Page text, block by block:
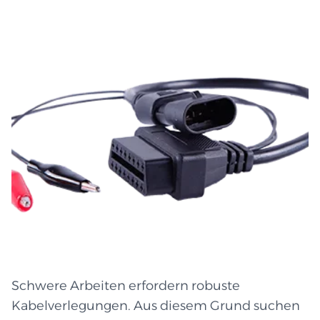
undercarriage are all places where the car
shakes a lot. The wires need to be held tightly
and wrapped gently. A well-designed wire
harness keeps wires from touching, twisting, or
breaking, which keeps the vehicle's electrical
system safe. High-quality automobile wire
harness suppliers use coverings that are soft
but strong, fasteners that are safe, and
to work with, and fewer mistakes. Technical
teams may also use it to check or fix cables
Schwere Arbeiten erfordern robuste
Kabelverlegungen. Aus diesem Grund suchen